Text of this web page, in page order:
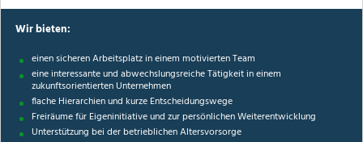
Wir bieten:
einen sicheren Arbeitsplatz in einem motivierten Team
eine interessante und abwechslungsreiche Tätigkeit in einem
zukunftsorientierten Unternehmen
flache Hierarchien und kurze Entscheidungswege
Freiräume für Eigeninitiative und zur persönlichen Weiterentwicklung
Unterstützung bei der betrieblichen Altersvorsorge